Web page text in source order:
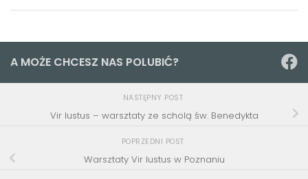
A MOŻE CHCESZ NAS POLUBIĆ?
NASTĘPNY POST
Vir Iustus – warsztaty ze scholą św. Benedykta
POPRZEDNI POST
Warsztaty Vir Iustus w Poznaniu